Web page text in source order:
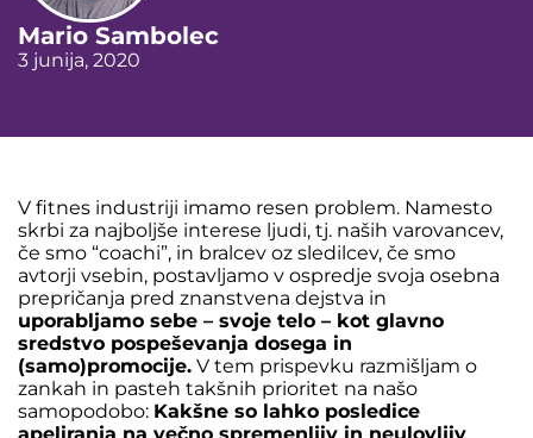
Mario Sambolec
3 junija, 2020
V fitnes industriji imamo resen problem. Namesto
skrbi za najboljše interese ljudi, tj. naših varovancev,
če smo “coachi”, in bralcev oz sledilcev, če smo
avtorji vsebin, postavljamo v ospredje svoja osebna
prepričanja pred znanstvena dejstva in
uporabljamo sebe – svoje telo – kot glavno
sredstvo pospeševanja dosega in
(samo)promocije. V tem prispevku razmišljam o
zankah in pasteh takšnih prioritet na našo
samopodobo: Kakšne so lahko posledice